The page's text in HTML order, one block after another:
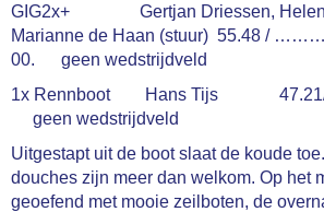
GIG2x+ Gertjan Driessen,
Marianne de Haan (stuur) 55.48 /
00. geen wedstrijdveld
1x Rennboot Hans Tijs 47.21/
geen wedstrijdveld
Uitgestapt uit de boot slaat de koude
douches zijn meer dan welkom. Op het
geoefend met mooie zeilboten, de